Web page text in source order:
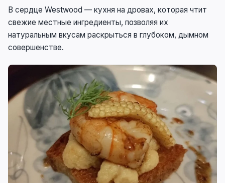
В сердце Westwood — кухня на дровах, которая чтит
свежие местные ингредиенты, позволяя их
натуральным вкусам раскрыться в глубоком, дымном
совершенстве.